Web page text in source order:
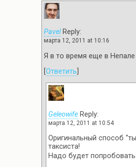
PavelReply:
марта 12, 2011 at 10:16
Я в то время еще в
Ответить
Geleowife Reply:
марта 12, 2011 at 10:54
Оригинальный способ
таксиста!
Надо будет